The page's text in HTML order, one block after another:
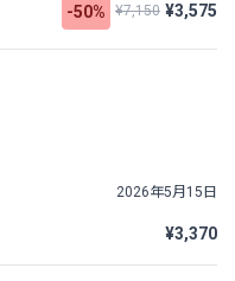
-50% ¥7,150 ¥3,575
¥3,370
2026年5月15日